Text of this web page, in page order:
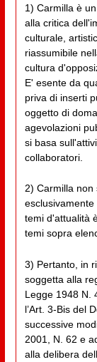
1) Carmilla è
alla critica
culturale,
riassumibile
cultura
E' esente da
priva di inserti
oggetto di
agevolazioni
si basa
collaboratori.
2) Carmilla non
temi d'attualità
temi sopra
3) Pertanto, in
soggetta alla
Legge 1948 N.
l’Art. 3-Bis del
successive
2001, N. 62 e
alla delibera